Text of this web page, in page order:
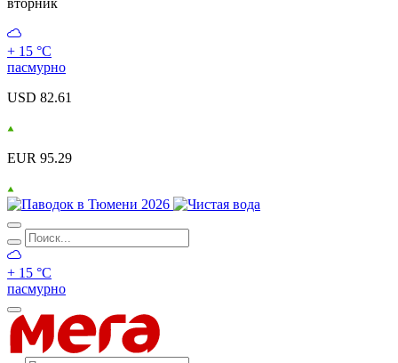
вторник
+ 15 °С
пасмурно
USD 82.61
EUR 95.29
+ 15 °С
пасмурно